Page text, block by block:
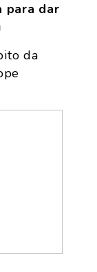
para dar
da